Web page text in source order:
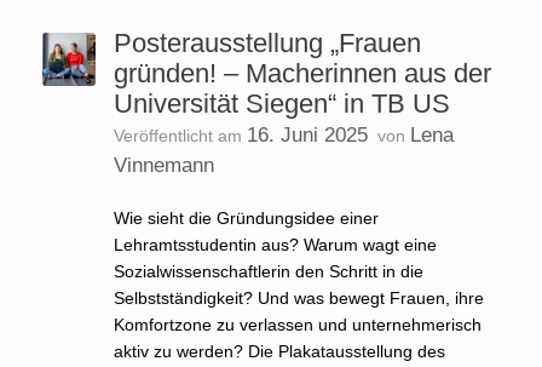
Posterausstellung „Frauen
gründen! – Macherinnen aus der
Universität Siegen“ in TB US
Veröffentlicht am 16. Juni 2025 von Lena
Vinnemann
Wie sieht die Gründungsidee einer
Lehramtsstudentin aus? Warum wagt eine
Sozialwissenschaftlerin den Schritt in die
Selbstständigkeit? Und was bewegt Frauen, ihre
Komfortzone zu verlassen und unternehmerisch
aktiv zu werden? Die Plakatausstellung des